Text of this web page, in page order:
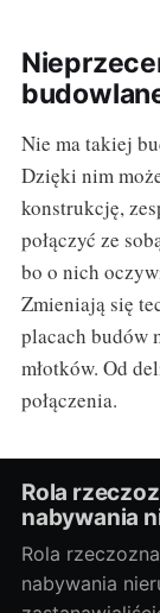
Nie ma takiej
Dzięki nim
konstrukcję,
połączyć ze
bo o nich
Zmieniają się
placach budów
młotków. Od
połączenia.
Rola
nabywania
Rola
nabywania